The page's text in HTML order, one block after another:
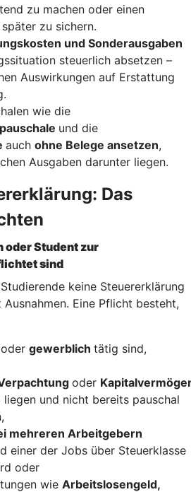
zu machen oder einen
zu sichern.
und Sonderausgaben
steuerlich absetzen –
Auswirkungen auf Erstattung
wie die
und die
auch ohne Belege ansetzen,
Ausgaben darunter liegen.
Das
oder Student zur
sind
keine Steuererklärung
Eine Pflicht besteht,
oder gewerblich tätig sind,
oder
liegen und nicht bereits pauschal
mehreren Arbeitgebern
einer der Jobs über Steuerklasse
oder
wie Arbeitslosengeld,